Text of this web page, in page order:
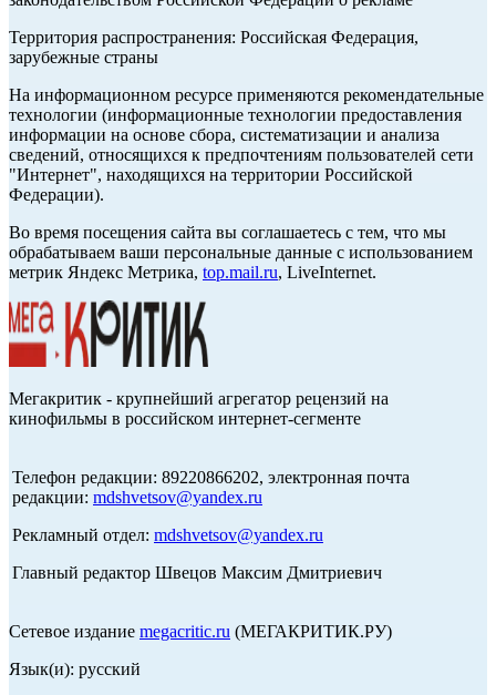
Территория распространения: Российская Федерация,
зарубежные страны
На информационном ресурсе применяются рекомендательные
технологии (информационные технологии предоставления
информации на основе сбора, систематизации и анализа
сведений, относящихся к предпочтениям пользователей сети
"Интернет", находящихся на территории Российской
Федерации).
Во время посещения сайта вы соглашаетесь с тем, что мы
обрабатываем ваши персональные данные с использованием
метрик Яндекс Метрика, top.mail.ru, LiveInternet.
Мегакритик - крупнейший агрегатор рецензий на
кинофильмы в российском интернет-сегменте
Телефон редакции: 89220866202, электронная почта
редакции: mdshvetsov@yandex.ru
Рекламный отдел: mdshvetsov@yandex.ru
Главный редактор Швецов Максим Дмитриевич
Сетевое издание megacritic.ru (МЕГАКРИТИК.РУ)
Язык(и): русский